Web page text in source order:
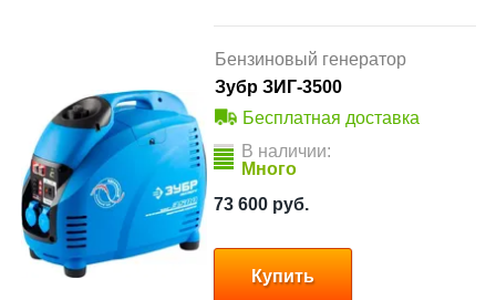
Бензиновый генератор
Зубр ЗИГ-3500
Бесплатная доставка
В наличии:
Много
73 600 руб.
Купить